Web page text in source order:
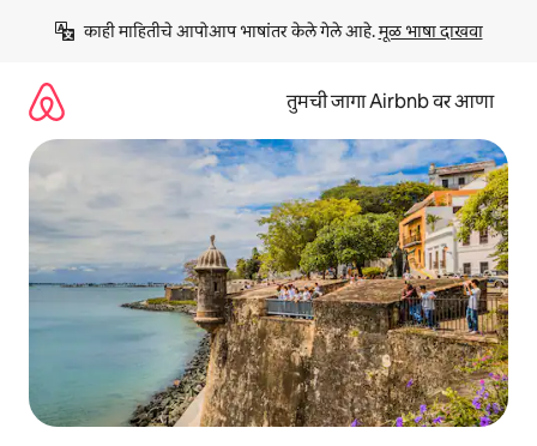
काही माहितीचे आपोआप भाषांतर केले गेले आहे. मूळ भाषा दाखवा
तुमची जागा Airbnb वर आणा